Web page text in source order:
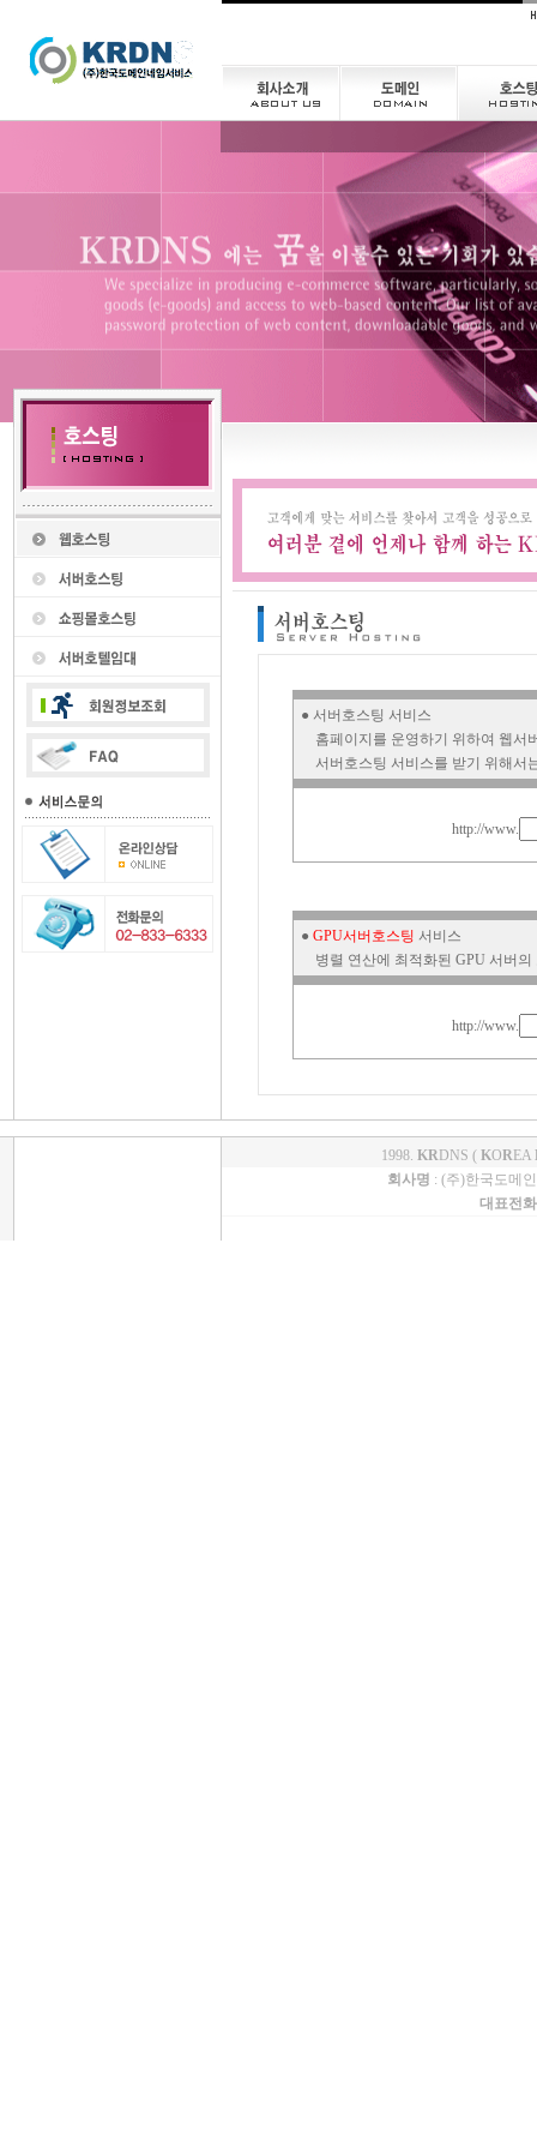
● 서버호스팅 서비스
홈페이지를 운영하기 위하여 웹서
서버호스팅 서비스를 받기 위해서
http://www.
● GPU서버호스팅 서비스
병렬 연산에 최적화된 GPU 서버의
http://www.
1998. KRDNS ( KOREA
회사명 : (주)한국도메
대표전화